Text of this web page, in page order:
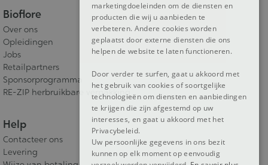
Bioflore
Over ons
Opleidingen
Jobs
Retailpartners
Sponsorprogramma
RE-ZIP herbruikbare verpakking
Help
Contacteer ons
Levering
marketingdoeleinden om de diensten en
producten die wij u aanbieden te
verbeteren. Andere cookies worden
geplaatst door externe diensten die ons
helpen de website te laten functioneren.
Door verder te surfen, gaat u akkoord met
het gebruik van cookies of soortgelijke
technologieën om diensten en aanbiedingen
te krijgen die zijn afgestemd op uw
interesses, en gaat u akkoord met het
Privacybeleid.
Uw persoonlijke gegevens in ons bezit
kunnen op elk moment op eenvoudig